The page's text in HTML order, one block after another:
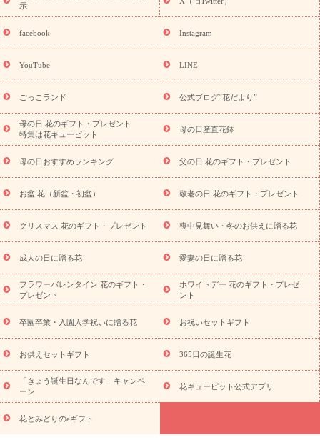
「きょう誕生日なんです」キャンペーン
誕生日の花を探す
誕生日フラワーギフト 誕生日フラワーギフト特集
9月の誕生花(リンドウ)
ら探す
お祝いの花特集 当日配達特急便 お祝い商品一覧
念日
結婚祝い 出産祝い 退院祝い・快気祝い
寿祝い
プチギフト ペットのお祝いフラワー
お供え・お悔やみの花
四十九日法要以降に贈る花
通夜・葬儀
に贈る花
お供え お花とセットギフト
お供え プリザーブドフラ
ワー
ペットのお供えフラワー お盆（新盆・初盆）
その他
お祝い返し
お見舞い お取り寄せギフト ビジネス用
ご自宅
用
観葉植物 ミディ胡蝶蘭 プリザーブドフラワー
スタイル
から探す
アレンジメント 花束 スタンド花 お祝い
お供
え・お悔やみ
胡蝶蘭・花鉢
ミディ胡蝶蘭・お祝い
ミディ胡蝶蘭・お供え
世界初の青色胡蝶蘭 観葉植物
観葉植
物
産直多肉植物 プリザーブドフラワー お祝い
お供え・お
悔やみ
花とセットギフト セミオーダー
プチギフト
（hanamore -ハナモア-）
花とみどりのeギフト
トのeGfit
カラー ピンク イエローオレンジ レッド
お花の
種類
バラ ユリ トルコキキョウ 予算から探す
お祝い・3000円～ お祝い・4000円～ お祝い・5000円～
お
祝い・7000円～ お祝い・10000円～ お供え・お悔やみ
え・お悔やみ・3000円～ お供え・お悔やみ・5000円～
お供
え・お悔やみ・7000円～
示
facebook Instagram
YouTube LINE
ごっこランド 公式ブログ“花だより”
母の日 花のギフト・プレゼント
特集は花キューピット
母の日産直花鉢
母の日おすすめランキング 父の日 花のギフト・プレゼント
お盆 花（新盆・初盆） 敬老の日 花のギフト・プレゼント
クリスマス 花のギフト・プレゼント 喪中見舞い・冬のお供えに贈る花
成人の日に贈る花 愛妻の日に贈る花
フラワーバレンタイン 花のギフト・
プレゼント
ホワイトデー 花のギフト・プレゼ
ント
卒園卒業・入園入学祝いに贈る花 お祝いセットギフト
お供えセットギフト 365日の誕生花
「きょう誕生日なんです」キャンペ
ーン
花キューピット公式アプリ
花とみどりのeギフト